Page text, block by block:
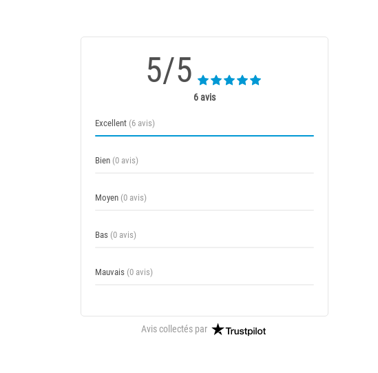
5/5
6 avis
Excellent (6 avis)
Bien (0 avis)
Moyen (0 avis)
Bas (0 avis)
Mauvais (0 avis)
Avis collectés par